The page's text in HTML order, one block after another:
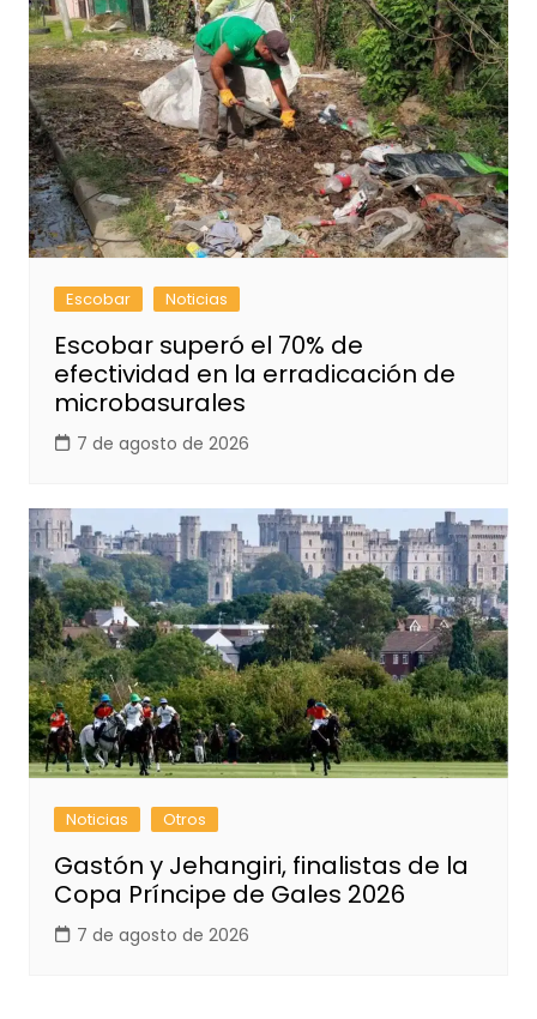
Escobar Noticias
Escobar superó el 70% de
efectividad en la erradicación de
microbasurales
7 de agosto de 2026
Noticias Otros
Gastón y Jehangiri, finalistas de la
Copa Príncipe de Gales 2026
7 de agosto de 2026